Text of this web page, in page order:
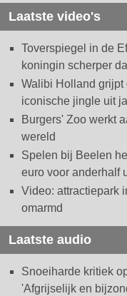
Laatste video's
Toverspiegel in de
koningin scherper
Walibi Holland grijpt
iconische jingle uit
Burgers' Zoo werkt
wereld
Spelen bij Beelen
euro voor anderhalf
Video: attractiepark
omarmd
Laatste audio
Snoeiharde kritiek
'Afgrijselijk en